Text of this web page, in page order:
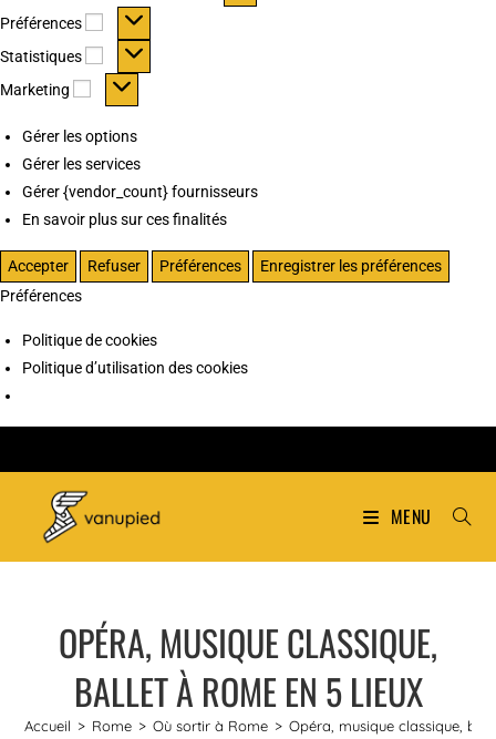
Préférences
Préférences
Statistiques Statistiques
Marketing Marketing
Gérer les options
Gérer les services
Gérer {vendor_count} fournisseurs
En savoir plus sur ces finalités
Accepter Refuser Préférences
Enregistrer les préférences
Préférences
Politique de cookies
Politique d’utilisation des cookies
MENU
OPÉRA, MUSIQUE CLASSIQUE,
BALLET À ROME EN 5 LIEUX
Accueil > Rome > Où sortir à Rome > Opéra, musique classique,